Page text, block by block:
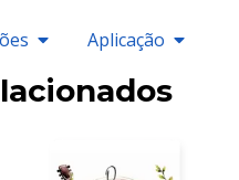
Aplicação